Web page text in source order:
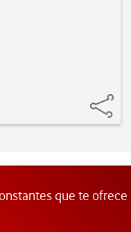
que te ofrece